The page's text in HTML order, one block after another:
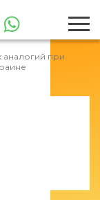
аналогий при